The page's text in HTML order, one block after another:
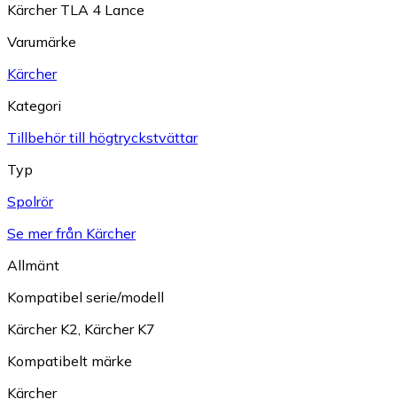
Kärcher TLA 4 Lance
Varumärke
Kärcher
Kategori
Tillbehör till högtryckstvättar
Typ
Spolrör
Se mer från Kärcher
Allmänt
Kompatibel serie/modell
Kärcher K2, Kärcher K7
Kompatibelt märke
Kärcher